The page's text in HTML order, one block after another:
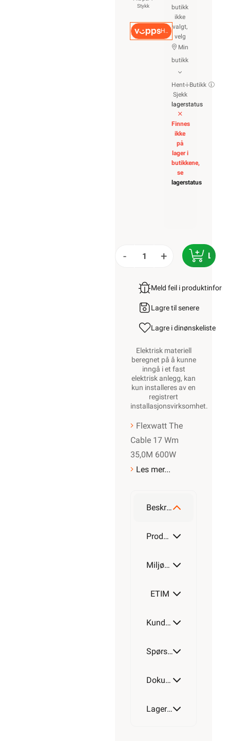
Stykk
Hurtigkasse
butikk
ikke
valgt,
velg
Min
butikk
Hent-i-Butikk
Sjekk
lagerstatus
Finnes
ikke
på
lager i
butikkene,
se
lagerstatus
- +
Meld feil i
Lagre til senere
Lagre i dinønskeliste
Elektrisk materiell
beregnet på å kunne
inngå i et fast
elektrisk anlegg, kan
kun installeres av en
registrert
installasjonsvirksomhet.
Flexwatt The
Cable 17 Wm
35,0M 600W
Les mer...
Beskrivelse
Produktdetaljer
Miljøparametere
ETIM
Kundeomtale
Spørsmål og svar
Dokumentasjon
Lagerstatus